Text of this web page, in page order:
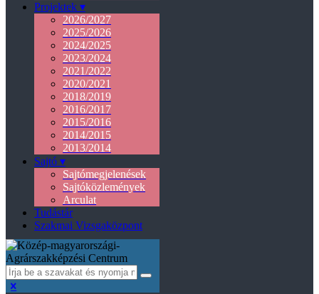
Projektek ▾
2026/2027
2025/2026
2024/2025
2023/2024
2021/2022
2020/2021
2018/2019
2016/2017
2015/2016
2014/2015
2013/2014
Sajtó ▾
Sajtómegjelenések
Sajtóközlemények
Arculat
Tudástár
Szakmai Vizsgaközpont